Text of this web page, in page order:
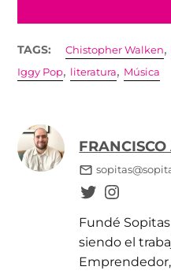
TAGS: Chistopher Walken,
Iggy Pop, literatura, Música
Fundé
siendo el